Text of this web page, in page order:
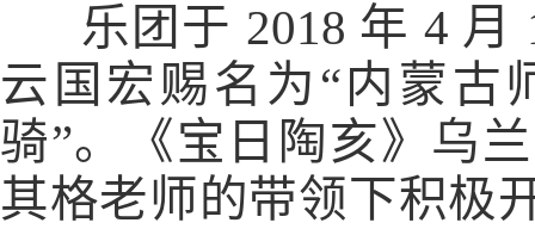
乐团于 2018 年 4 月
云国宏赐名为“内蒙古
骑”。《宝日陶亥》乌
其格老师的带领下积极